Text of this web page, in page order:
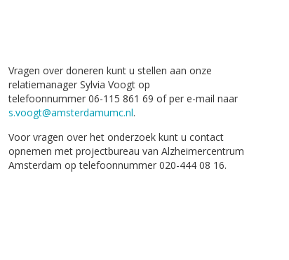
Vragen over doneren kunt u stellen aan onze
relatiemanager Sylvia Voogt op
telefoonnummer 06-115 861 69 of per e-mail naar
s.voogt@amsterdamumc.nl.
Voor vragen over het onderzoek kunt u contact
opnemen met projectbureau van Alzheimercentrum
Amsterdam op telefoonnummer 020-444 08 16.